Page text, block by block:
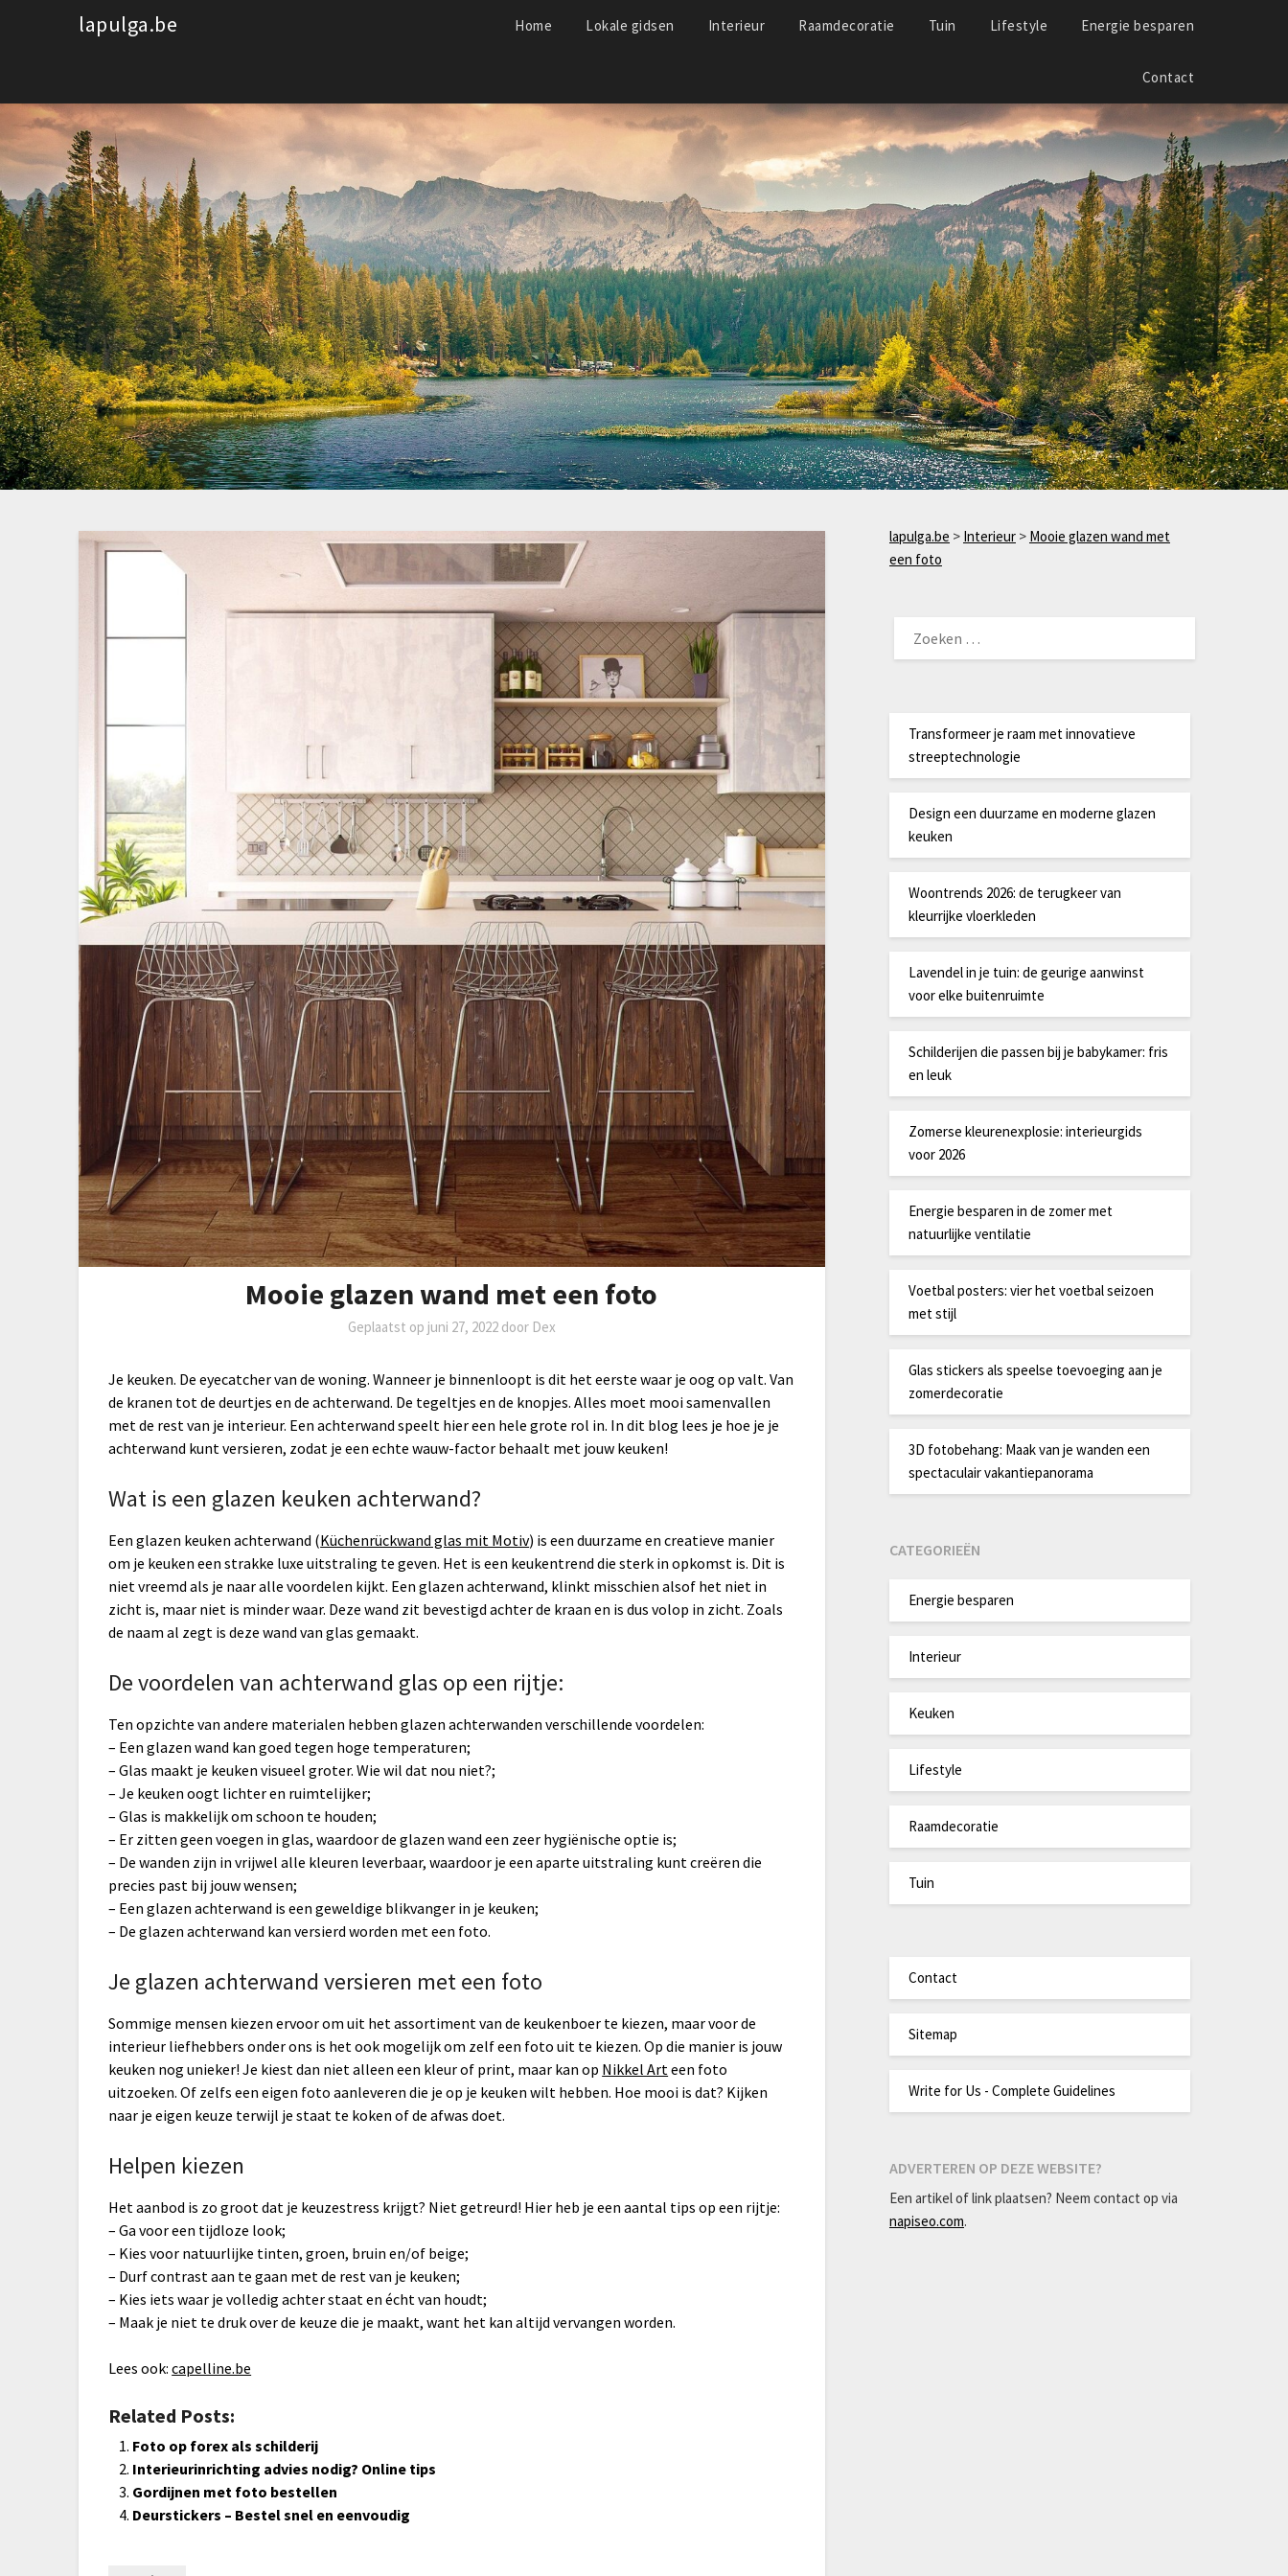
lapulga.be Home Lokale gidsen Interieur Raamdecoratie Tuin Lifestyle Energie besparen
Contact
Mooie glazen wand met een foto
Geplaatst op juni 27, 2022door Dex
Je keuken. De eyecatcher van de woning. Wanneer je binnenloopt is dit het eerste waar je oog op valt. Van
de kranen tot de deurtjes en de achterwand. De tegeltjes en de knopjes. Alles moet mooi samenvallen
met de rest van je interieur. Een achterwand speelt hier een hele grote rol in. In dit blog lees je hoe je je
achterwand kunt versieren, zodat je een echte wauw-factor behaalt met jouw keuken!
Wat is een glazen keuken achterwand?
Een glazen keuken achterwand (Küchenrückwand glas mit Motiv) is een duurzame en creatieve manier
om je keuken een strakke luxe uitstraling te geven. Het is een keukentrend die sterk in opkomst is. Dit is
niet vreemd als je naar alle voordelen kijkt. Een glazen achterwand, klinkt misschien alsof het niet in
zicht is, maar niet is minder waar. Deze wand zit bevestigd achter de kraan en is dus volop in zicht. Zoals
de naam al zegt is deze wand van glas gemaakt.
De voordelen van achterwand glas op een rijtje:
Ten opzichte van andere materialen hebben glazen achterwanden verschillende voordelen:
– Een glazen wand kan goed tegen hoge temperaturen;
– Glas maakt je keuken visueel groter. Wie wil dat nou niet?;
– Je keuken oogt lichter en ruimtelijker;
– Glas is makkelijk om schoon te houden;
– Er zitten geen voegen in glas, waardoor de glazen wand een zeer hygiënische optie is;
– De wanden zijn in vrijwel alle kleuren leverbaar, waardoor je een aparte uitstraling kunt creëren die
precies past bij jouw wensen;
– Een glazen achterwand is een geweldige blikvanger in je keuken;
– De glazen achterwand kan versierd worden met een foto.
Je glazen achterwand versieren met een foto
Sommige mensen kiezen ervoor om uit het assortiment van de keukenboer te kiezen, maar voor de
interieur liefhebbers onder ons is het ook mogelijk om zelf een foto uit te kiezen. Op die manier is jouw
keuken nog unieker! Je kiest dan niet alleen een kleur of print, maar kan op Nikkel Arteen foto
uitzoeken. Of zelfs een eigen foto aanleveren die je op je keuken wilt hebben. Hoe mooi is dat? Kijken
naar je eigen keuze terwijl je staat te koken of de afwas doet.
Helpen kiezen
Het aanbod is zo groot dat je keuzestress krijgt? Niet getreurd! Hier heb je een aantal tips op een rijtje:
– Ga voor een tijdloze look;
– Kies voor natuurlijke tinten, groen, bruin en/of beige;
– Durf contrast aan te gaan met de rest van je keuken;
– Kies iets waar je volledig achter staat en écht van houdt;
– Maak je niet te druk over de keuze die je maakt, want het kan altijd vervangen worden.
Lees ook:capelline.be
Related Posts:
Foto op forex als schilderij
Interieurinrichting advies nodig? Online tips
Gordijnen met foto bestellen
Deurstickers – Bestel snel en eenvoudig
lapulga.be > Interieur> Mooie glazen wand met
een foto
NAAR:
Transformeer je raam met innovatieve
streeptechnologie
Design een duurzame en moderne glazen
keuken
Woontrends 2026: de terugkeer van
kleurrijke vloerkleden
Lavendel in je tuin: de geurige aanwinst
voor elke buitenruimte
Schilderijen die passen bij je babykamer: fris
en leuk
Zomerse kleurenexplosie: interieurgids
voor 2026
Energie besparen in de zomer met
natuurlijke ventilatie
Voetbal posters: vier het voetbal seizoen
met stijl
Glas stickers als speelse toevoeging aan je
zomerdecoratie
3D fotobehang: Maak van je wanden een
spectaculair vakantiepanorama
CATEGORIEËN
Energie besparen
Interieur
Keuken
Lifestyle
Raamdecoratie
Tuin
Contact
Sitemap
Write for Us - Complete Guidelines
ADVERTEREN OP DEZE WEBSITE?
Een artikel of link plaatsen? Neem contact op via
napiseo.com.